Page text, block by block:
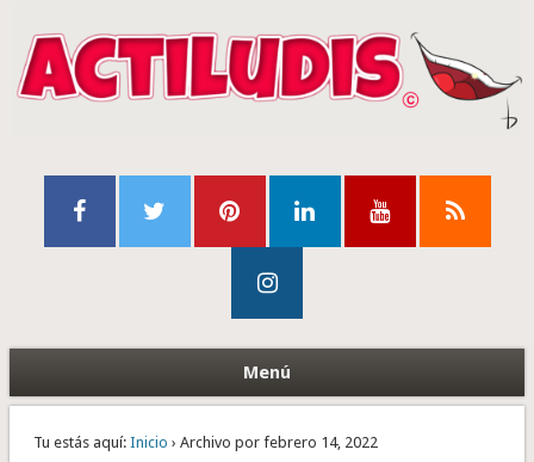
Menú
Tu estás aquí: Inicio › Archivo por febrero 14, 2022